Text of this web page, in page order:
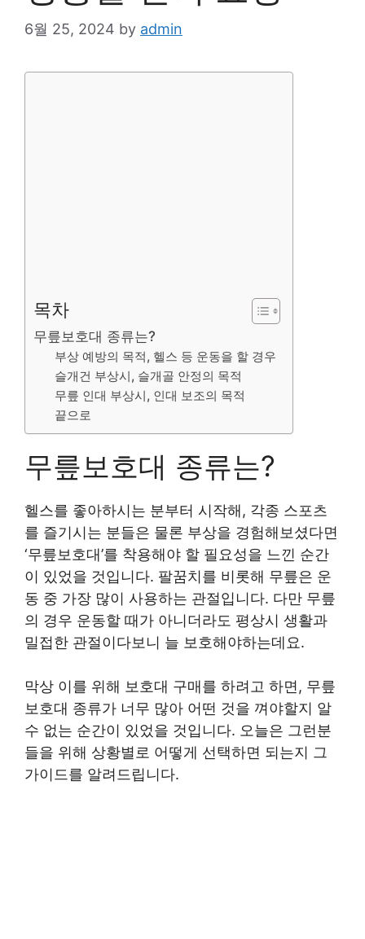
6월 25, 2024 by admin
목차
무릎보호대 종류는?
부상 예방의 목적, 헬스 등 운동을 할 경우
슬개건 부상시, 슬개골 안정의 목적
무릎 인대 부상시, 인대 보조의 목적
끝으로
무릎보호대 종류는?
헬스를 좋아하시는 분부터 시작해, 각종 스포츠
를 즐기시는 분들은 물론 부상을 경험해보셨다면
‘무릎보호대’를 착용해야 할 필요성을 느낀 순간
이 있었을 것입니다. 팔꿈치를 비롯해 무릎은 운
동 중 가장 많이 사용하는 관절입니다. 다만 무릎
의 경우 운동할 때가 아니더라도 평상시 생활과
밀접한 관절이다보니 늘 보호해야하는데요.
막상 이를 위해 보호대 구매를 하려고 하면, 무릎
보호대 종류가 너무 많아 어떤 것을 껴야할지 알
수 없는 순간이 있었을 것입니다. 오늘은 그런분
들을 위해 상황별로 어떻게 선택하면 되는지 그
가이드를 알려드립니다.